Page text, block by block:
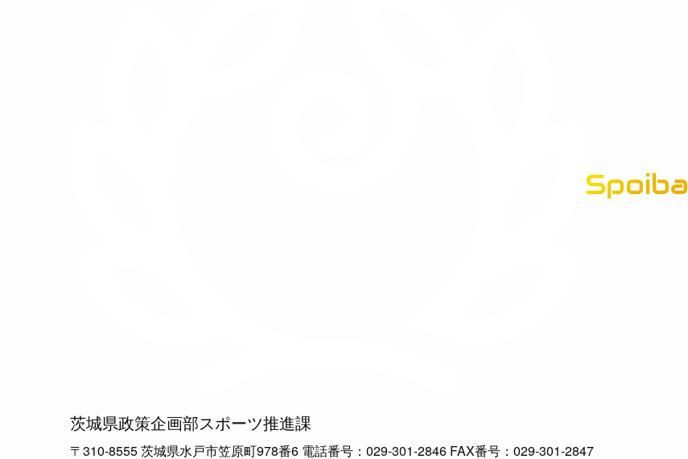
Spoiba
茨城県政策企画部スポーツ推進課
〒310-8555 茨城県水戸市笠原町978番6 電話番号：029-301-2846 FAX番号：029-301-2847